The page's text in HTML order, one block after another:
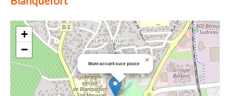
Multi-accueil suce pouce ×
+
−